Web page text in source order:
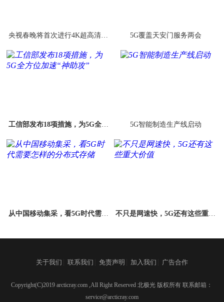
央视春晚将首次进行4K超高清直
5G覆盖天安门服务两会
工信部发布18项措施，为5G全方
5G智能制造生产线启动
从中国移动集采，看5G时代需要
不只是网速快，5G还有这些重大
关于我们 联系我们 免责声明 加入我们 广告合作
Copyright(C)2019 arcticray.com ,All Right Reserved 北极光 版权所有 联系邮箱：
service@arcticray.com